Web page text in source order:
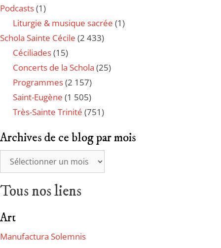
Podcasts(1)
Liturgie & musique sacrée (1)
Schola Sainte Cécile (2 433)
Céciliades(15)
Concerts de la Schola (25)
Programmes(2 157)
Saint-Eugène (1 505)
Très-Sainte Trinité (751)
Archives de ce blog par mois
Tous nos liens
Art
Manufactura Solemnis